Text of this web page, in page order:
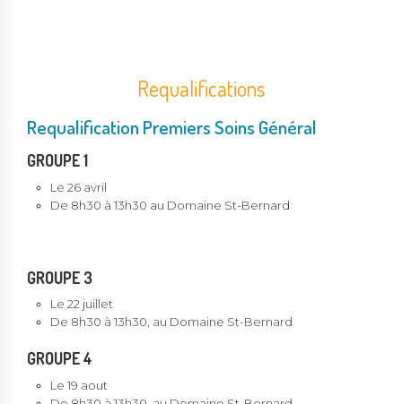
Requalifications
Requalification Premiers Soins Général
GROUPE 1
Le 26 avril
De 8h30 à 13h30 au Domaine St-Bernard
GROUPE 3
Le 22 juillet
De 8h30 à 13h30, au Domaine St-Bernard
GROUPE 4
Le 19 aout